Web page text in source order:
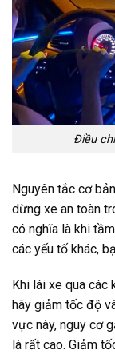
Điều
Nguyên tắc cơ
dừng xe an toàn
có nghĩa là khi
các yếu tố khác,
Khi lái xe qua các
hãy giảm tốc độ
vực này, nguy cơ
là rất cao. Giảm